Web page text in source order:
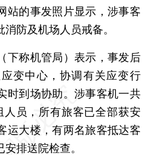
的事发照片显示，涉事客
防及机场人员戒备。
称机管局）表示，事发后
变中心，协调有关应变行
时到场协助。涉事客机一共
人员，所有旅客已全部获安
运大楼，有两名旅客抵达客
排送院检查。